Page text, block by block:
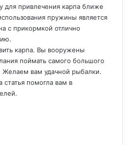
для привлечения карпа ближе
пружины является
с прикормкой отлично
карпа. Вы вооружены
поймать самого большого
Желаем вам удачной рыбалки.
помогла вам в